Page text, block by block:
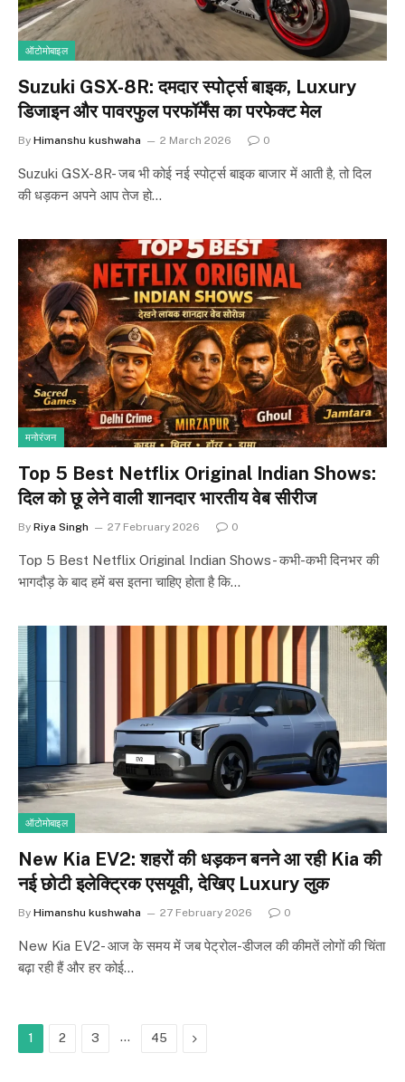
ऑटोमोबाइल
Suzuki GSX-8R: दमदार स्पोर्ट्स बाइक, Luxury
डिजाइन और पावरफुल परफॉर्मेंस का परफेक्ट मेल
By Himanshu kushwaha 2 March 2026 0
Suzuki GSX-8R- जब भी कोई नई स्पोर्ट्स बाइक बाजार में आती है, तो दिल
की धड़कन अपने आप तेज हो…
मनोरंजन
Top 5 Best Netflix Original Indian Shows:
दिल को छू लेने वाली शानदार भारतीय वेब सीरीज
By Riya Singh 27 February 2026 0
Top 5 Best Netflix Original Indian Shows- कभी-कभी दिनभर की
भागदौड़ के बाद हमें बस इतना चाहिए होता है कि…
ऑटोमोबाइल
New Kia EV2: शहरों की धड़कन बनने आ रही Kia की
नई छोटी इलेक्ट्रिक एसयूवी, देखिए Luxury लुक
By Himanshu kushwaha 27 February 2026 0
New Kia EV2- आज के समय में जब पेट्रोल-डीजल की कीमतें लोगों की चिंता
बढ़ा रही हैं और हर कोई…
1 2 3 … 45 Next